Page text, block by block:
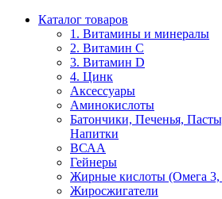
Каталог товаров
1. Витамины и минералы
2. Витамин С
3. Витамин D
4. Цинк
Аксессуары
Аминокислоты
Батончики, Печенья,
Напитки
ВСАА
Гейнеры
Жирные кислоты (Омега
Жиросжигатели